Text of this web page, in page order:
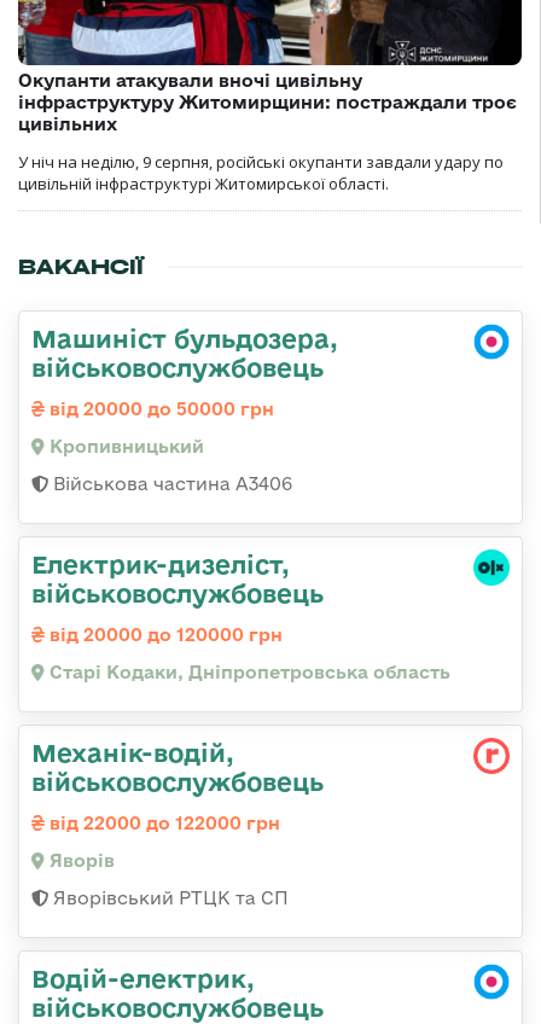
Окупанти атакували вночі цивільну
інфраструктуру Житомирщини: постраждали троє
цивільних
У ніч на неділю, 9 серпня, російські окупанти завдали удару по
цивільній інфраструктурі Житомирської області.
ВАКАНСІЇ
Машиніст бульдозера,
військовослужбовець
від 20000 до 50000 грн
Кропивницький
Військова частина А3406
Електрик-дизеліст,
військовослужбовець
від 20000 до 120000 грн
Старі Кодаки, Дніпропетровська область
Механік-водій,
військовослужбовець
від 22000 до 122000 грн
Яворів
Яворівський РТЦК та СП
Водій-електрик,
військовослужбовець